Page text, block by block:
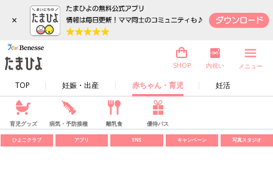
×
TOP 妊娠・出産 赤ちゃん・育児 妊活
SHOP 内祝い メニュー
育児グッズ 病気・予防接種 離乳食 優待パス
ひよこクラブ アプリ SNS キャンペーン 写真スタジオ